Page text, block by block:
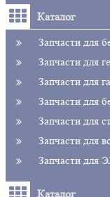
Каталог
Запчасти для
Запчасти для
Запчасти для
Запчасти для
Запчасти для
Запчасти для
Запчасти
Каталог